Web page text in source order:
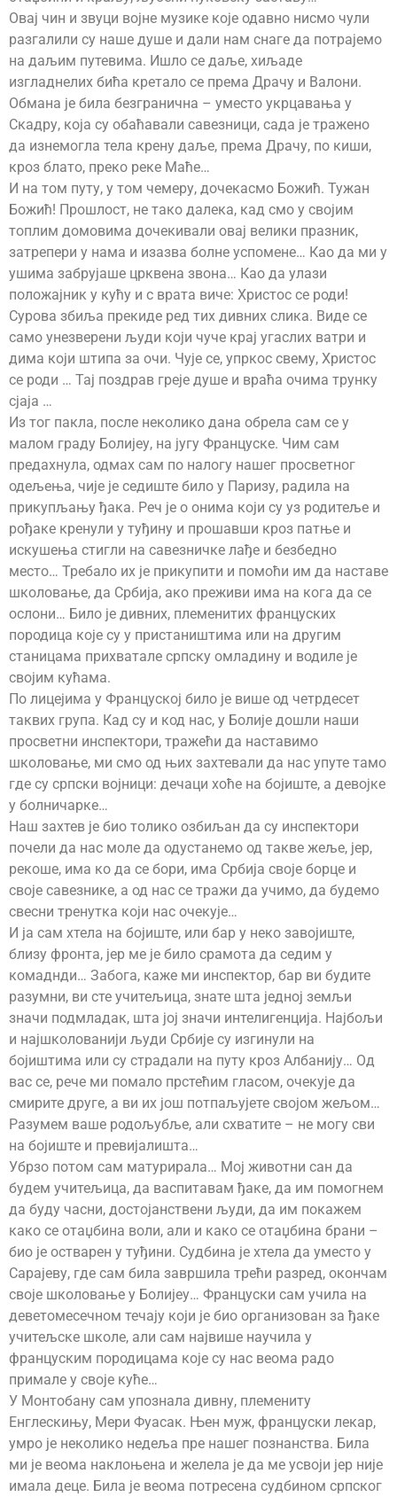
Овај чин и звуци војне музике које одавно нисмо чули
разгалили су наше душе и дали нам снаге да потрајемо
на даљим путевима. Ишло се даље, хиљаде
изгладнелих бића кретало се према Драчу и Валони.
Обмана је била безгранична – уместо укрцавања у
Скадру, која су обаћавали савезници, сада је тражено
да изнемогла тела крену даље, према Драчу, по киши,
кроз блато, преко реке Маће…
И на том путу, у том чемеру, дочекасмо Божић. Тужан
Божић! Прошлост, не тако далека, кад смо у својим
топлим домовима дочекивали овај велики празник,
затрепери у нама и изазва болне успомене… Као да ми у
ушима забрујаше црквена звона… Као да улази
положајник у кућу и с врата виче: Христос се роди!
Сурова збиља прекиде ред тих дивних слика. Виде се
само унезверени људи који чуче крај угаслих ватри и
дима који штипа за очи. Чује се, упркос свему, Христос
се роди … Тај поздрав греје душе и враћа очима трунку
сјаја …
Из тог пакла, после неколико дана обрела сам се у
малом граду Болијеу, на југу Француске. Чим сам
предахнула, одмах сам по налогу нашег просветног
одељења, чије је седиште било у Паризу, радила на
прикупљању ђака. Реч је о онима који су уз родитеље и
рођаке кренули у туђину и прошавши кроз патње и
искушења стигли на савезничке лађе и безбедно
место… Требало их је прикупити и помоћи им да наставе
школовање, да Србија, ако преживи има на кога да се
ослони… Било је дивних, племенитих француских
породица које су у пристаништима или на другим
станицама прихватале српску омладину и водиле је
својим кућама.
По лицејима у Француској било је више од четрдесет
таквих група. Кад су и код нас, у Болије дошли наши
просветни инспектори, тражећи да наставимо
школовање, ми смо од њих захтевали да нас упуте тамо
где су српски војници: дечаци хоће на бојиште, а девојке
у болничарке…
Наш захтев је био толико озбиљан да су инспектори
почели да нас моле да одустанемо од такве жеље, јер,
рекоше, има ко да се бори, има Србија своје борце и
своје савезнике, а од нас се тражи да учимо, да будемо
свесни тренутка који нас очекује…
И ја сам хтела на бојиште, или бар у неко завојиште,
близу фронта, јер ме је било срамота да седим у
комаднди… Забога, каже ми инспектор, бар ви будите
разумни, ви сте учитељица, знате шта једној земљи
значи подмладак, шта јој значи интелигенција. Најбољи
и најшколованији људи Србије су изгинули на
бојиштима или су страдали на путу кроз Албанију… Од
вас се, рече ми помало прстећим гласом, очекује да
смирите друге, а ви их још потпаљујете својом жељом…
Разумем ваше родољубље, али схватите – не могу сви
на бојиште и превијалишта…
Убрзо потом сам матурирала… Мој животни сан да
будем учитељица, да васпитавам ђаке, да им помогнем
да буду часни, достојанствени људи, да им покажем
како се отаџбина воли, али и како се отаџбина брани –
био је остварен у туђини. Судбина је хтела да уместо у
Сарајеву, где сам била завршила трећи разред, окончам
своје школовање у Болијеу… Француски сам учила на
деветомесечном течају који је био организован за ђаке
учитељске школе, али сам највише научила у
француским породицама које су нас веома радо
примале у своје куће…
У Монтобану сам упознала дивну, племениту
Енглескињу, Мери Фуасак. Њен муж, француски лекар,
умро је неколико недеља пре нашег познанства. Била
ми је веома наклоњена и желела је да ме усвоји јер није
имала деце. Била је веома потресена судбином српског